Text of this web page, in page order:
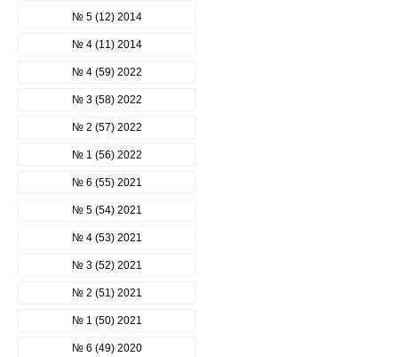
№ 5 (12) 2014
№ 4 (11) 2014
№ 4 (59) 2022
№ 3 (58) 2022
№ 2 (57) 2022
№ 1 (56) 2022
№ 6 (55) 2021
№ 5 (54) 2021
№ 4 (53) 2021
№ 3 (52) 2021
№ 2 (51) 2021
№ 1 (50) 2021
№ 6 (49) 2020